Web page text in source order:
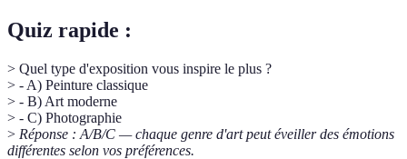
Quiz rapide :
> Quel type d'exposition vous inspire le plus ?
> - A) Peinture classique
> - B) Art moderne
> - C) Photographie
> Réponse : A/B/C — chaque genre d'art peut éveiller des émotions
différentes selon vos préférences.